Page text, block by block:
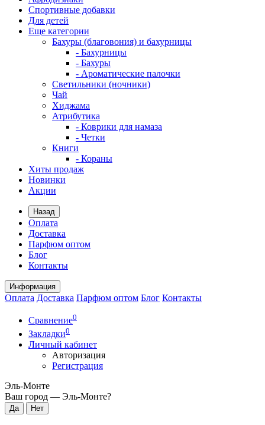
Спортивные добавки
Для детей
Еще категории
Бахуры (благовония) и бахурницы
- Бахурницы
- Бахуры
- Ароматические палочки
Светильники (ночники)
Чай
Хиджама
Атрибутика
- Коврики для намаза
- Четки
Книги
- Кораны
Хиты продаж
Новинки
Акции
Назад
Оплата
Доставка
Парфюм оптом
Блог
Контакты
Информация
Оплата Доставка Парфюм оптом Блог Контакты
Сравнение0
Закладки0
Личный кабинет
Авторизация
Регистрация
Эль-Монте
Ваш город — Эль-Монте?